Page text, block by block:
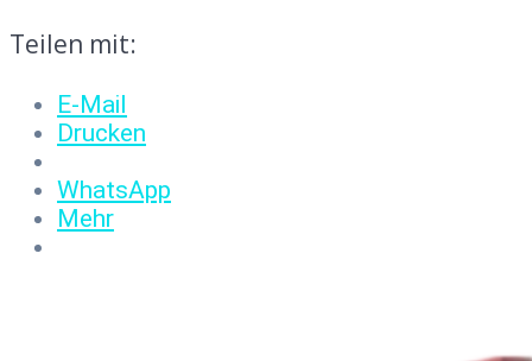
Teilen mit:
E-Mail
Drucken
WhatsApp
Mehr